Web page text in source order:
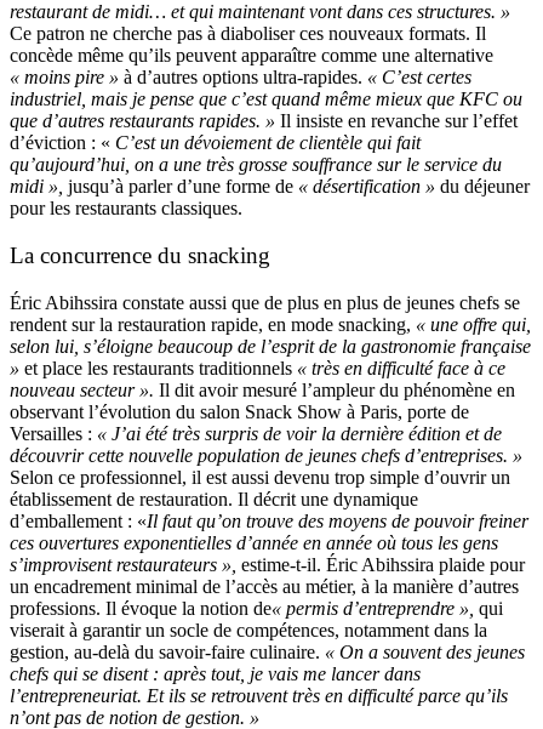
restaurant de midi… et qui maintenant vont dans ces structures. »
Ce patron ne cherche pas à diaboliser ces nouveaux formats. Il
concède même qu’ils peuvent apparaître comme une alternative
« moins pire » à d’autres options ultra-rapides. « C’est certes
industriel, mais je pense que c’est quand même mieux que KFC ou
que d’autres restaurants rapides. » Il insiste en revanche sur l’effet
d’éviction : « C’est un dévoiement de clientèle qui fait
qu’aujourd’hui, on a une très grosse souffrance sur le service du
midi », jusqu’à parler d’une forme de « désertification » du déjeuner
pour les restaurants classiques.
La concurrence du snacking
Éric Abihssira constate aussi que de plus en plus de jeunes chefs se
rendent sur la restauration rapide, en mode snacking, « une offre qui,
selon lui, s’éloigne beaucoup de l’esprit de la gastronomie française
» et place les restaurants traditionnels « très en difficulté face à ce
nouveau secteur ». Il dit avoir mesuré l’ampleur du phénomène en
observant l’évolution du salon Snack Show à Paris, porte de
Versailles : « J’ai été très surpris de voir la dernière édition et de
découvrir cette nouvelle population de jeunes chefs d’entreprises. »
Selon ce professionnel, il est aussi devenu trop simple d’ouvrir un
établissement de restauration. Il décrit une dynamique
d’emballement : «Il faut qu’on trouve des moyens de pouvoir freiner
ces ouvertures exponentielles d’année en année où tous les gens
s’improvisent restaurateurs », estime-t-il. Éric Abihssira plaide pour
un encadrement minimal de l’accès au métier, à la manière d’autres
professions. Il évoque la notion de« permis d’entreprendre », qui
viserait à garantir un socle de compétences, notamment dans la
gestion, au-delà du savoir-faire culinaire. « On a souvent des jeunes
chefs qui se disent : après tout, je vais me lancer dans
l’entrepreneuriat. Et ils se retrouvent très en difficulté parce qu’ils
n’ont pas de notion de gestion. »